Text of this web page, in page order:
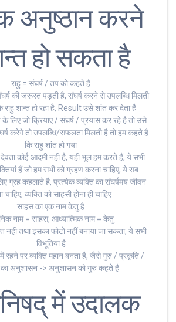
अनुष्ठान करने
हो सकता है
राहु = संघर्ष / तप को कहते है
की जरूरत पड़ती है, संघर्ष करने से उपलब्धि मिलती
राहु शान्त हो रहा है, Result उसे शांत कर देता है
लिए जो क्रियाए / संघर्ष / प्रयास कर रहे है तो उसे
करेगे तो उपलब्धि/सफलता मिलती है तो हम कहते है
कि राहु शांत हो गया
कोई आदमी नही है, यही भूल हम करते हैं, ये सभी
हैं जो हम सभी को ग्रहण करना चाहिए, ये सब
ग्रह कहलाते है, प्रत्येक व्यक्ति का संघर्षमय जीवन
चाहिए, व्यक्ति को साहसी होना ही चाहिए
साहस का एक नाम केतु है
नाम = साहस, आध्यात्मिक नाम = केतु
नही तथा इसका फोटो नहीं बनाया जा सकता, ये सभी
विभूतिया है
पर व्यक्ति महान बनता है, जैसे गुरु / प्रकृति /
का अनुशासन -> अनुशासन को गुरु कहते है
में उदालक